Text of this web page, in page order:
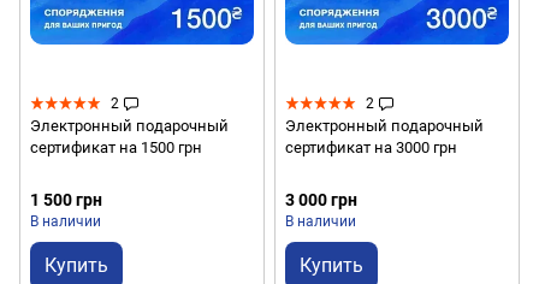
2
Электронный подарочный
сертификат на 1500 грн
1 500 грн
В наличии
Купить
2
Электронный подарочный
сертификат на 3000 грн
3 000 грн
В наличии
Купить